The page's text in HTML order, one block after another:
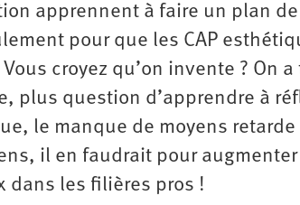
apprennent à faire un plan
pour que les CAP
croyez qu’on invente ? On
plus question d’apprendre à
le manque de moyens
il en faudrait pour
dans les filières pros !